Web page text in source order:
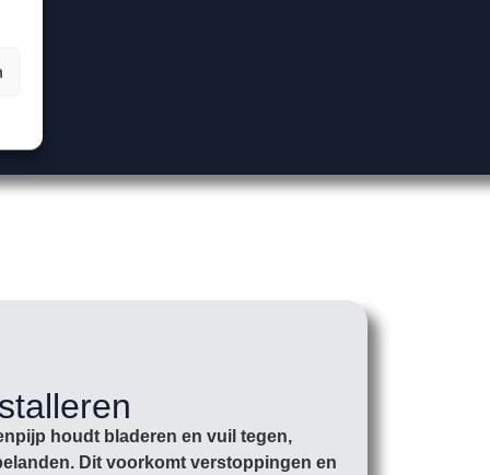
houdt bladeren en vuil tegen,
Dit voorkomt verstoppingen en